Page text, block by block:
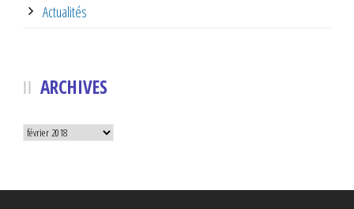
Actualités
ARCHIVES
Archives